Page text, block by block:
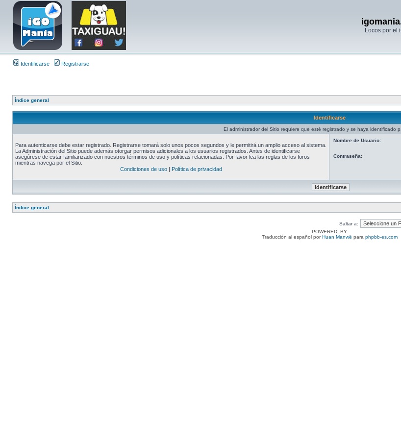
Locos por el
Identificarse Registrarse
Índice general
Identificarse
El administrador del Sitio requiere que esté registrado y se haya identificado
Para autenticarse debe estar registrado. Registrarse tomará solo unos pocos segundos y le permitirá un amplio acceso al sistema.
La Administración del Sitio puede además otorgar permisos adicionales a los usuarios registrados. Antes de identificarse
asegúrese de estar familiarizado con nuestros términos de uso y políticas relacionadas. Por favor lea las reglas de los foros
mientras navega por el Sitio.
Condiciones de uso| Política de privacidad
Nombre de Usuario:
Contraseña:
Índice general
Saltar a:
POWERED_BY
Traducción al español porHuan Manwë para phpbb-es.com